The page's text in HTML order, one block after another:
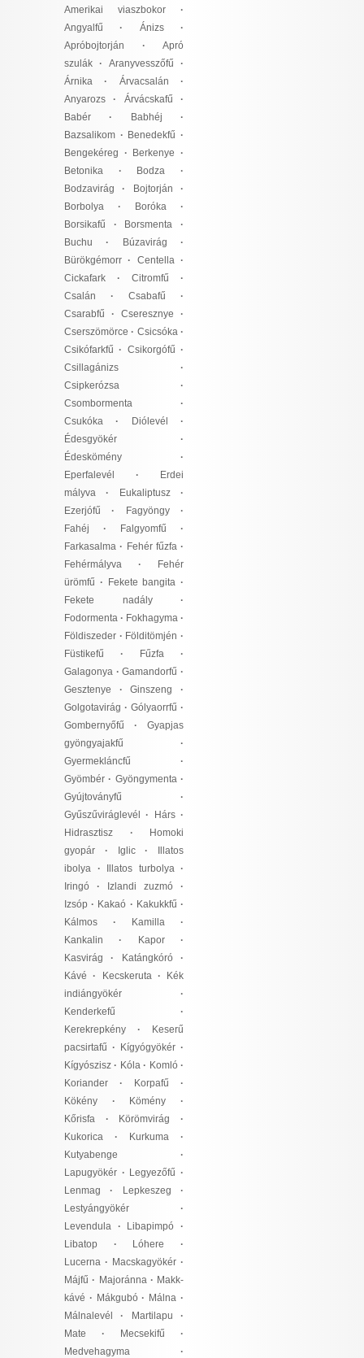
Amerikai viaszbokor ·
Angyalfű · Ánizs·
Apróbojtorján · Apró
szulák · Aranyvesszőfű ·
Árnika · Árvacsalán ·
Anyarozs · Árvácskafű ·
Babér · Babhéj ·
Bazsalikom · Benedekfű ·
Bengekéreg · Berkenye ·
Betonika · Bodza ·
Bodzavirág · Bojtorján ·
Borbolya · Boróka ·
Borsikafű · Borsmenta ·
Buchu · Búzavirág ·
Bürökgémorr · Centella·
Cickafark · Citromfű ·
Csalán · Csabafű ·
Csarabfű · Cseresznye ·
Cserszömörce · Csicsóka·
Csikófarkfű · Csikorgófű ·
Csillagánizs ·
Csipkerózsa ·
Csombormenta ·
Csukóka · Diólevél
·
Édesgyökér ·
Édeskömény ·
Eperfalevél
· Erdei
mályva · Eukaliptusz·
Ezerjófű · Fagyöngy·
Fahéj · Falgyomfű ·
Farkasalma · Fehér fűzfa·
Fehérmályva · Fehér
ürömfű · Fekete bangita ·
Fekete nadály·
Fodormenta · Fokhagyma ·
Földiszeder · Földitömjén ·
Füstikefű · Fűzfa ·
Galagonya · Gamandorfű ·
Gesztenye · Ginszeng ·
Golgotavirág · Gólyaorrfű ·
Gombernyőfű · Gyapjas
gyöngyajakfű ·
Gyermekláncfű ·
Gyömbér · Gyöngymenta·
Gyújtoványfű ·
Gyűszűviráglevél
· Hárs·
Hidrasztisz · Homoki
gyopár · Iglic· Illatos
ibolya · Illatos turbolya·
Iringó · Izlandi zuzmó ·
Izsóp · Kakaó · Kakukkfű ·
Kálmos · Kamilla ·
Kankalin · Kapor·
Kasvirág · Katángkóró·
Kávé · Kecskeruta· Kék
indiángyökér ·
Kenderkefű ·
Kerekrepkény · Keserű
pacsirtafű · Kígyógyökér ·
Kígyószisz · Kóla· Komló·
Koriander · Korpafű ·
Kökény · Kömény ·
Kőrisfa · Körömvirág ·
Kukorica · Kurkuma ·
Kutyabenge ·
Lapugyökér · Legyezőfű ·
Lenmag · Lepkeszeg ·
Lestyángyökér ·
Levendula · Libapimpó ·
Libatop · Lóhere ·
Lucerna · Macskagyökér ·
Májfű · Majoránna· Makk-
kávé · Mákgubó · Málna ·
Málnalevél
· Martilapu ·
Mate · Mecsekifű ·
Medvehagyma ·